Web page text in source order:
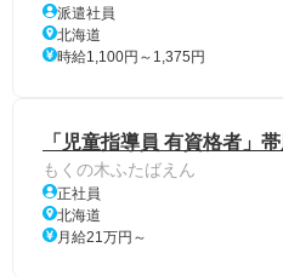
派遣社員
北海道
時給1,100円～1,375円
「児童指導員 有資格者」
もくの木ふたばえん
正社員
北海道
月給21万円～